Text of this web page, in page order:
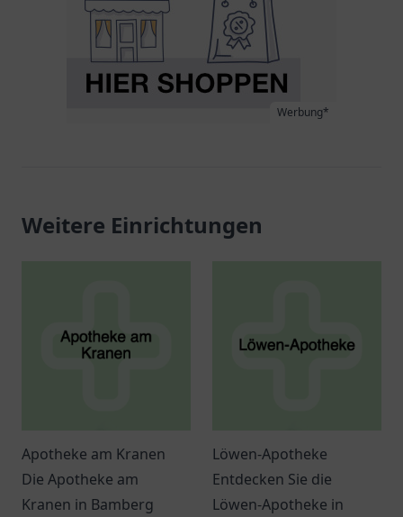
Werbung*
Weitere Einrichtungen
Apotheke am Kranen
Die Apotheke am
Kranen in Bamberg
Löwen-Apotheke
Entdecken Sie die
Löwen-Apotheke in